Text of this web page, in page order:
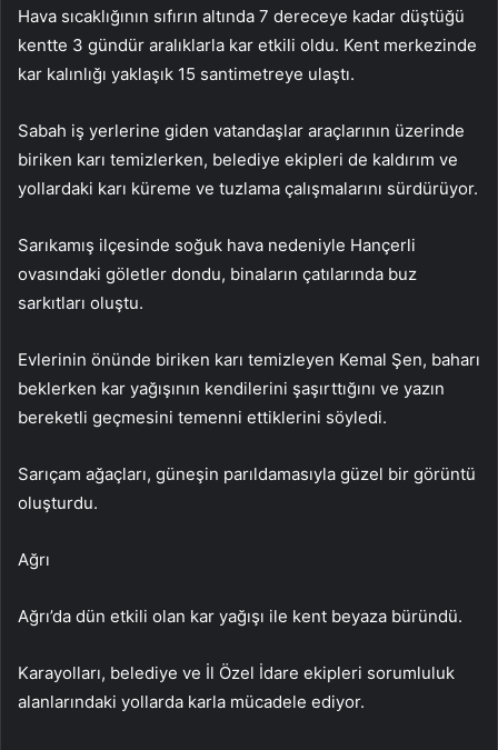
Hava sıcaklığının sıfırın altında 7 dereceye kadar düştüğü
kentte 3 gündür aralıklarla kar etkili oldu. Kent merkezinde
kar kalınlığı yaklaşık 15 santimetreye ulaştı.
Sabah iş yerlerine giden vatandaşlar araçlarının üzerinde
biriken karı temizlerken, belediye ekipleri de kaldırım ve
yollardaki karı küreme ve tuzlama çalışmalarını sürdürüyor.
Sarıkamış ilçesinde soğuk hava nedeniyle Hançerli
ovasındaki göletler dondu, binaların çatılarında buz
sarkıtları oluştu.
Evlerinin önünde biriken karı temizleyen Kemal Şen, baharı
beklerken kar yağışının kendilerini şaşırttığını ve yazın
bereketli geçmesini temenni ettiklerini söyledi.
Sarıçam ağaçları, güneşin parıldamasıyla güzel bir görüntü
oluşturdu.
Ağrı
Ağrı’da dün etkili olan kar yağışı ile kent beyaza büründü.
Karayolları, belediye ve İl Özel İdare ekipleri sorumluluk
alanlarındaki yollarda karla mücadele ediyor.